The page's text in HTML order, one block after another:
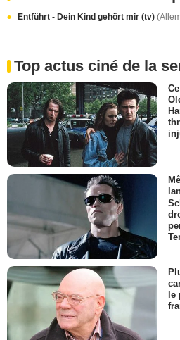
Entführt - Dein Kind gehört mir (tv)
Top actus ciné de la